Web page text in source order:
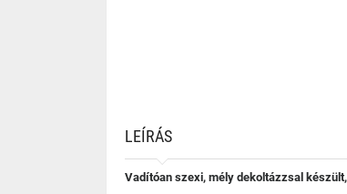
LEÍRÁS
Vadítóan szexi, mély dekoltázzsal